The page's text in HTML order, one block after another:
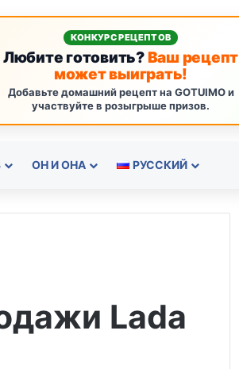
КОНКУРС РЕЦЕПТОВ
Любите готовить?Ваш рецепт
может выиграть!
Добавьте домашний рецепт на GOTUIMO и
участвуйте в розыгрыше призов.
ОН И ОНА РУССКИЙ
Lada